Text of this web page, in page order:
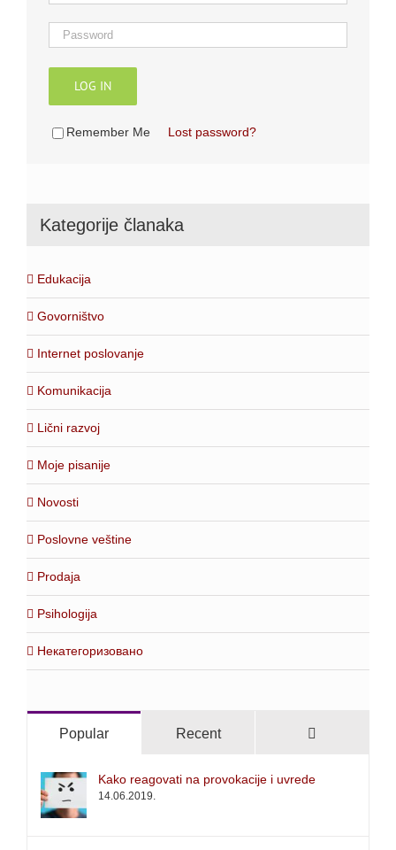
LOG IN
Remember Me Lost password?
Kategorije članaka
Edukacija
Govorništvo
Internet poslovanje
Komunikacija
Lični razvoj
Moje pisanije
Novosti
Poslovne veštine
Prodaja
Psihologija
Некатегоризовано
Popular Recent
Kako reagovati na provokacije i uvrede
14.06.2019.